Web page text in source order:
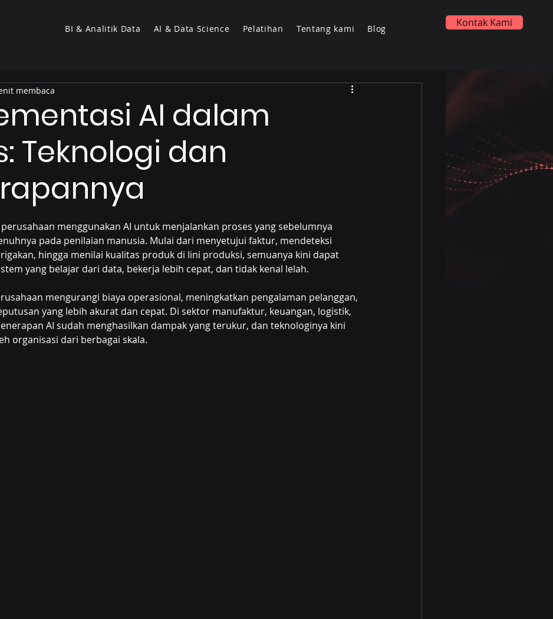
BI & Analitik Data AI & Data Science Pelatihan Tentang kami Blog Kontak Kami
AI dalam
Teknologi dan
membaca
menggunakan AI untuk menjalankan proses yang sebelumnya
pada penilaian manusia. Mulai dari menyetujui faktur, mendeteksi
hingga menilai kualitas produk di lini produksi, semuanya kini dapat
yang belajar dari data, bekerja lebih cepat, dan tidak kenal lelah.
mengurangi biaya operasional, meningkatkan pengalaman pelanggan,
yang lebih akurat dan cepat. Di sektor manufaktur, keuangan, logistik,
AI sudah menghasilkan dampak yang terukur, dan teknologinya kini
organisasi dari berbagai skala.